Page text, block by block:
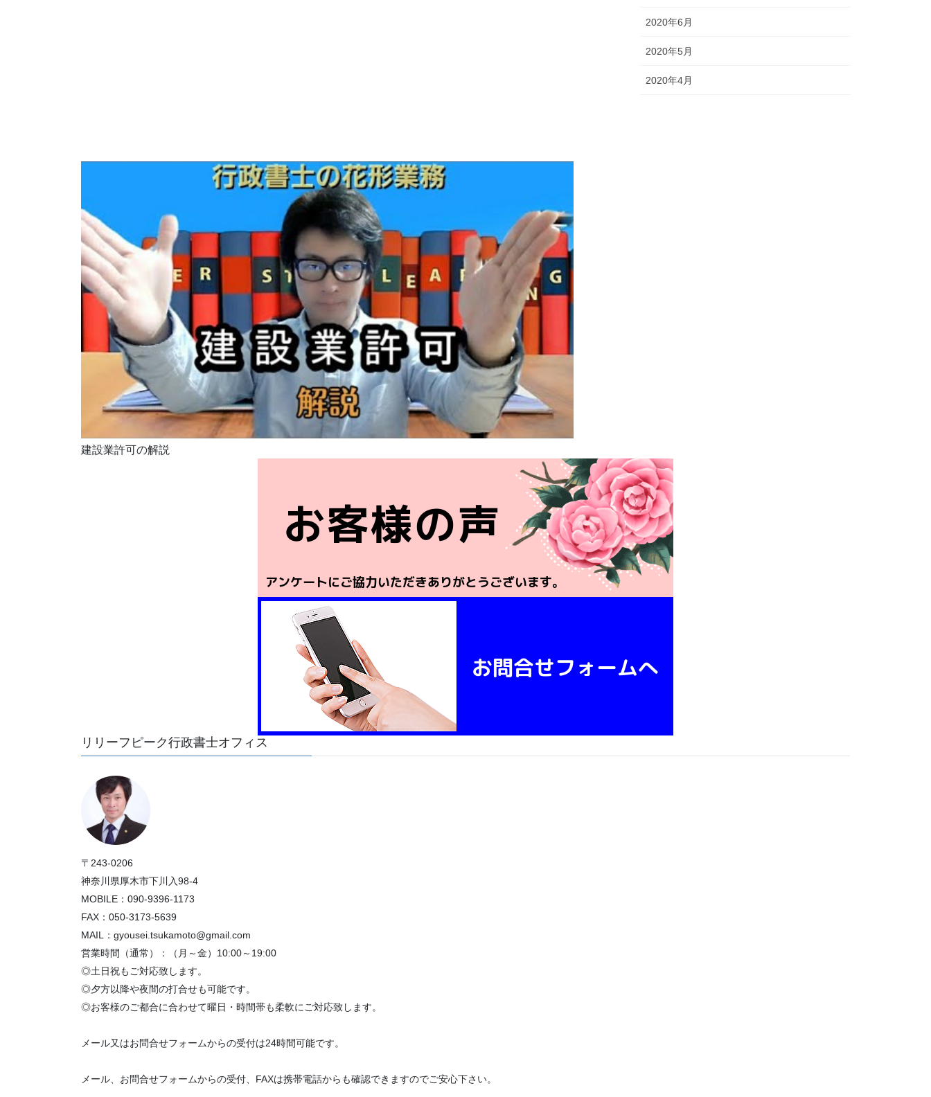
2020年6月
2020年5月
2020年4月
建設業許可の解説
リリーフピーク行政書士オフィス
〒243-0206
神奈川県厚木市下川入98-4
MOBILE：090-9396-1173
FAX：050-3173-5639
MAIL：gyousei.tsukamoto@gmail.com
営業時間（通常）：（月～金）10:00～19:00
◎土日祝もご対応致します。
◎夕方以降や夜間の打合せも可能です。
◎お客様のご都合に合わせて曜日・時間帯も柔軟にご対応致します。
メール又はお問合せフォームからの受付は24時間可能です。
メール、お問合せフォームからの受付、FAXは携帯電話からも確認できますのでご安心下さい。